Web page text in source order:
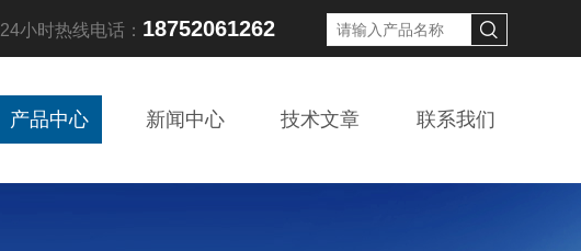
24小时热线电话： 18752061262
产品中心 新闻中心 技术文章 联系我们